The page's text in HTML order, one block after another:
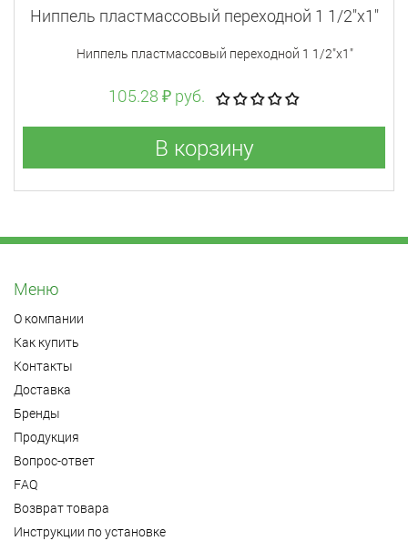
Ниппель пластмассовый переходной 1 1/2"x1"
Ниппель пластмассовый переходной 1 1/2"x1"
105.28 ₽ руб.
В корзину
Меню
О компании
Как купить
Контакты
Доставка
Бренды
Продукция
Вопрос-ответ
FAQ
Возврат товара
Инструкции по установке